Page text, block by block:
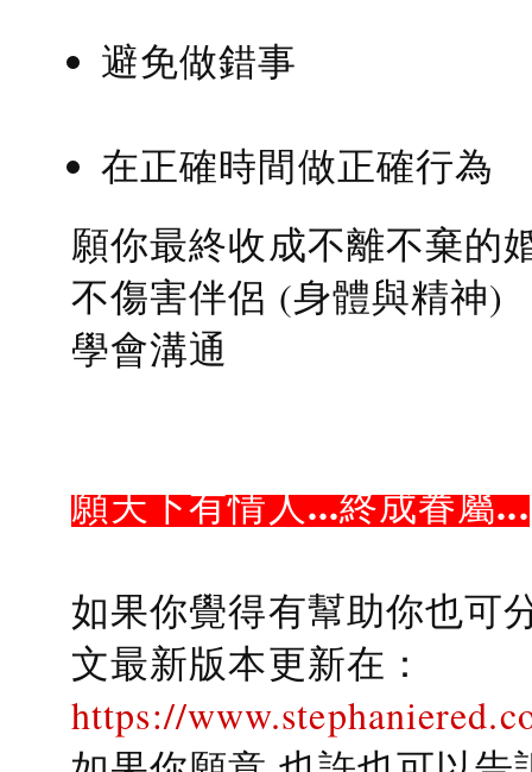
避免做錯事
在正確時間做正確行為
願你最終收成不離不棄的
不傷害伴侶 (身體與精神)
學會溝通
願天下有情人...終成眷屬...
如果你覺得有幫助你也可
文最新版本更新在：
https://